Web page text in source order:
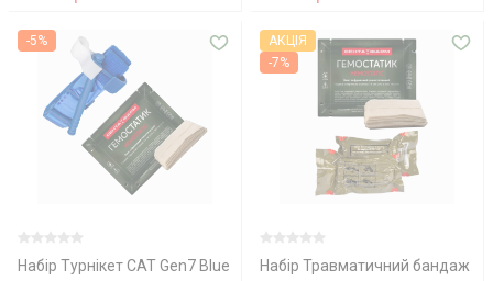
-5%
Набір Турнікет CAT Gen7 Blue
АКЦІЯ
-7%
Набір Травматичний бандаж